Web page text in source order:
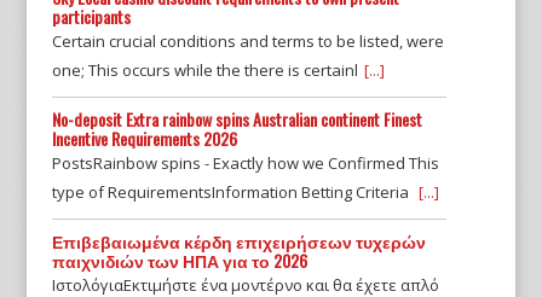
participants
Certain crucial conditions and terms to be listed, were
one; This occurs while the there is certainl [...]
No-deposit Extra rainbow spins Australian continent Finest
Incentive Requirements 2026
PostsRainbow spins - Exactly how we Confirmed This
type of RequirementsInformation Betting Criteria [...]
Επιβεβαιωμένα κέρδη επιχειρήσεων τυχερών
παιχνιδιών των ΗΠΑ για το 2026
ΙστολόγιαΕκτιμήστε ένα μοντέρνο και θα έχετε απλό